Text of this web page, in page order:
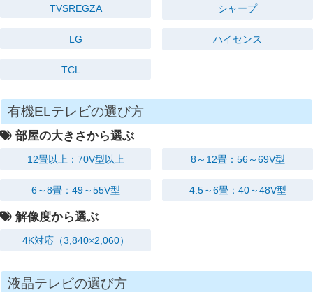
TVSREGZA シャープ
LG ハイセンス
TCL
有機ELテレビの選び方
部屋の大きさから選ぶ
12畳以上：70V型以上 8～12畳：56～69V型
6～8畳：49～55V型 4.5～6畳：40～48V型
解像度から選ぶ
4K対応（3,840×2,060）
液晶テレビの選び方